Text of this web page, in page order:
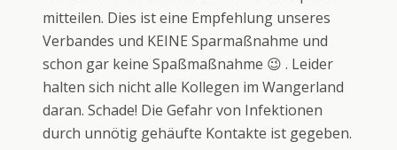
mitteilen. Dies ist eine Empfehlung unseres
Verbandes und KEINE Sparmaßnahme und
schon gar keine Spaßmaßnahme 😉 . Leider
halten sich nicht alle Kollegen im Wangerland
daran. Schade! Die Gefahr von Infektionen
durch unnötig gehäufte Kontakte ist gegeben.